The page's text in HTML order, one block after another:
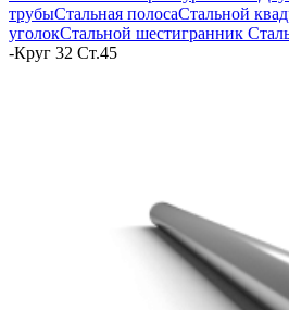
трубыСтальная полосаСтальной
уголокСтальной шестигранник
-Круг 32 Ст.45